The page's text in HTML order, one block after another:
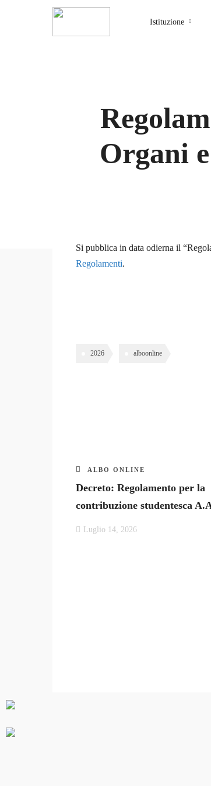
Istituzione
Organi
Si pubblica in data odierna il
Regolamenti.
2026 alboonline
ALBO ONLINE
Decreto: Regolamento per la
contribuzione studentesca
Luglio 14, 2026